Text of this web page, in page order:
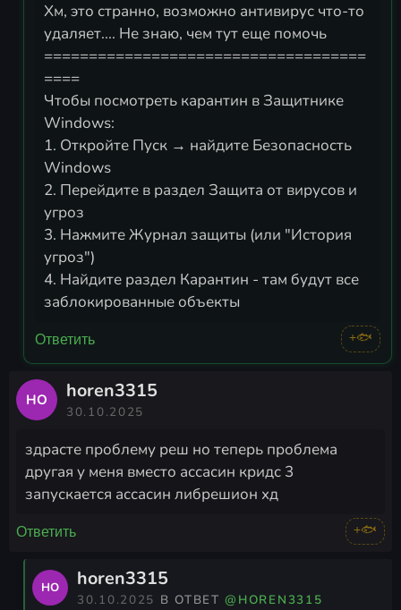
Хм, это странно, возможно антивирус что-то
удаляет.... Не знаю, чем тут еще помочь
====================================
====
Чтобы посмотреть карантин в Защитнике
Windows:
1. Откройте Пуск → найдите Безопасность
Windows
2. Перейдите в раздел Защита от вирусов и
угроз
3. Нажмите Журнал защиты (или "История
угроз")
4. Найдите раздел Карантин - там будут все
заблокированные объекты
Ответить +🐟
HO horen3315
30.10.2025
здрасте проблему реш но теперь проблема
другая у меня вместо ассасин кридс 3
запускается ассасин либрешион хд
Ответить +🐟
HO horen3315
30.10.2025 В ОТВЕТ@HOREN3315